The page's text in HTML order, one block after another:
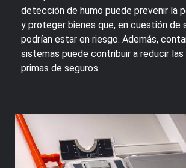
detección de humo puede prevenir la
y proteger bienes que, en cuestión de
podrían estar en riesgo. Además,
sistemas puede contribuir a reducir
primas de seguros.